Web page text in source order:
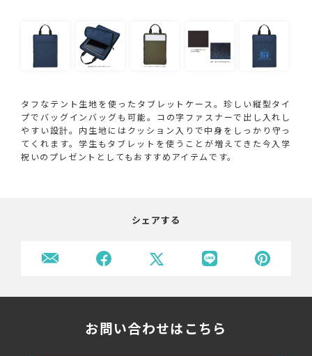
タフなテント生地を使ったタブレットケース。珍しい縦型タイ
プでバッグインバッグも可能。コの字ファスナーで出し入れし
やすい設計。内生地にはクッション入りで中身をしっかり守っ
てくれます。学生もタブレットを使うことが増えてきた今入学
祝いのプレゼントとしてもおすすめアイテムです。
シェアする
お問い合わせはこちら